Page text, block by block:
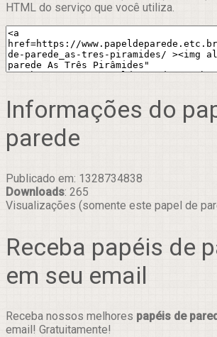
HTML do serviço que você utiliza.
Informações do
parede
Publicado em: 1328734838
Downloads: 265
Visualizações (somente este papel de
Receba papéis de
em seu email
Receba nossos melhores papéis de
email! Gratuitamente!